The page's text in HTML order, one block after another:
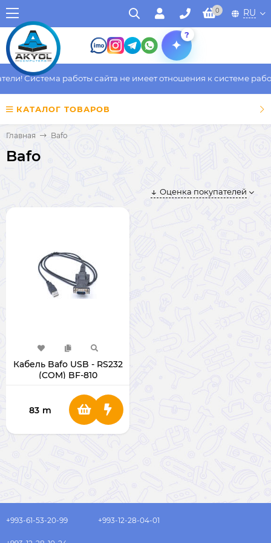
0 RU
?
Система работы сайта не имеет отношения к системе
КАТАЛОГ ТОВАРОВ
Главная Bafo
Bafo
Оценка покупателей
Кабель Bafo USB - RS232
(COM) BF-810
83 m
+993-61-53-20-99 +993-12-28-04-01